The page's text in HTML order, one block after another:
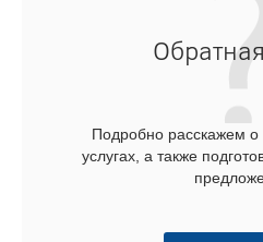
Подробно расскажем о
услугах, а также